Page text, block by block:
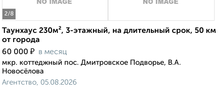
2/8
Таунхаус 230м², 3-этажный, на длительный срок, 50 км
от города
60 000 ₽ в месяц
мкр. коттеджный пос. Дмитровское Подворье, В.А.
Новосёлова
Агентство, 05.08.2026